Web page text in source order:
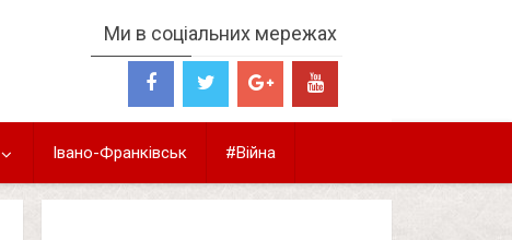
Ми в соціальних мережах
Івано-Франківськ #Війна